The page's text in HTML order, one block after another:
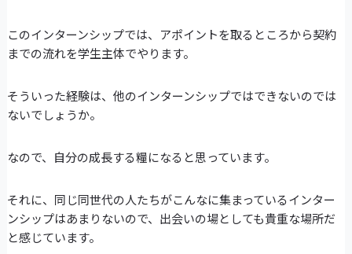
このインターンシップでは、アポイントを取るところから契約
までの流れを学生主体でやります。
そういった経験は、他のインターンシップではできないのでは
ないでしょうか。
なので、自分の成長する糧になると思っています。
それに、同じ同世代の人たちがこんなに集まっているインター
ンシップはあまりないので、出会いの場としても貴重な場所だ
と感じています。